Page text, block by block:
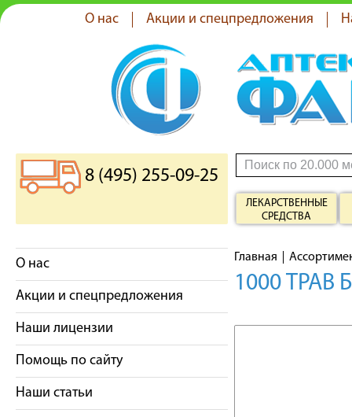
О нас Акции и спецпредложения
8 (495) 255-09-25
ЛЕКАРСТВЕННЫЕ
СРЕДСТВА
О нас
Акции и спецпредложения
Наши лицензии
Помощь по сайту
Наши статьи
Главная
1000